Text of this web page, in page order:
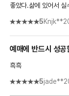
좋았다.삶에 있어서 실
5Knjk**
예매에 반드시 성공
흑흑
5jade**